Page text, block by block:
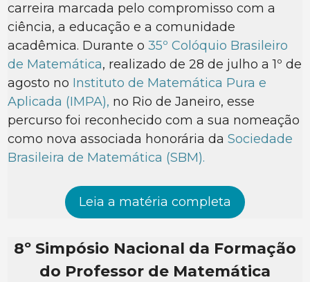
carreira marcada pelo compromisso com a
ciência, a educação e a comunidade
acadêmica. Durante o35º Colóquio Brasileiro
de Matemática, realizado de 28 de julho a 1º de
agosto no Instituto de Matemática Pura e
Aplicada (IMPA), no Rio de Janeiro, esse
percurso foi reconhecido com a sua nomeação
como nova associada honorária daSociedade
Brasileira de Matemática (SBM).
Leia a matéria completa
8º Simpósio Nacional da Formação
do Professor de Matemática